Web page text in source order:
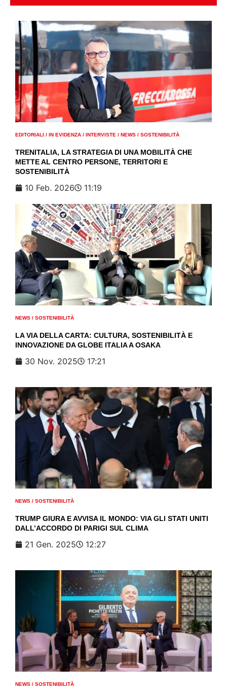
EDITORIALI / IN EVIDENZA / INTERVISTE / NEWS / SOSTENIBILITÀ
TRENITALIA, LA STRATEGIA DI UNA MOBILITÀ CHE
METTE AL CENTRO PERSONE, TERRITORI E
SOSTENIBILITÀ
10 Feb. 2026 11:19
NEWS / SOSTENIBILITÀ
LA VIA DELLA CARTA: CULTURA, SOSTENIBILITÀ E
INNOVAZIONE DA GLOBE ITALIA A OSAKA
30 Nov. 2025 17:21
NEWS / SOSTENIBILITÀ
TRUMP GIURA E AVVISA IL MONDO: VIA GLI STATI UNITI
DALL’ACCORDO DI PARIGI SUL CLIMA
21 Gen. 2025 12:27
NEWS / SOSTENIBILITÀ